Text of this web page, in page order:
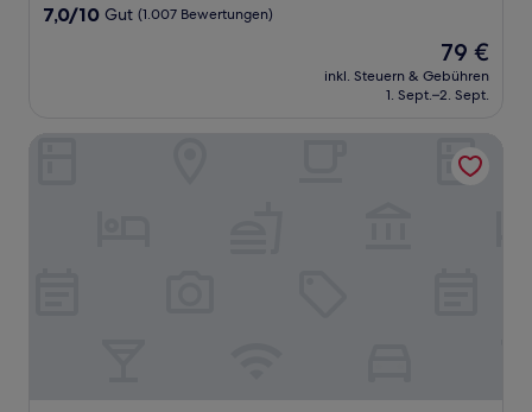
7.0
7,0/10 Gut (1.007 Bewertungen)
Der
Preis
beträgt
79 €
inkl. Steuern & Gebühren
1. Sept.–2. Sept.